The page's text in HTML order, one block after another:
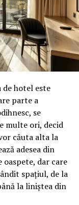
hotel este
parte a
se
multe ori, decid
căuta alta la
adesea din
dar care
spațiul, de la
la liniștea din